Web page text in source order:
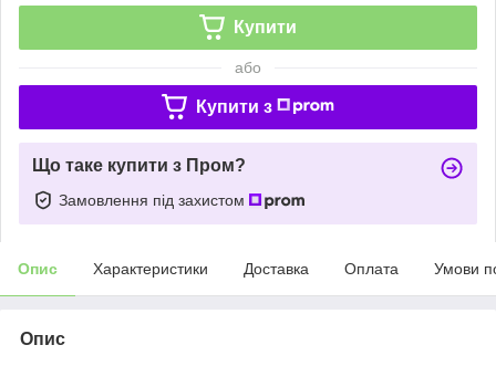
Купити
або
Купити з
Що таке купити з Пром?
Замовлення під захистом
Опис Характеристики Доставка Оплата Умови
Опис